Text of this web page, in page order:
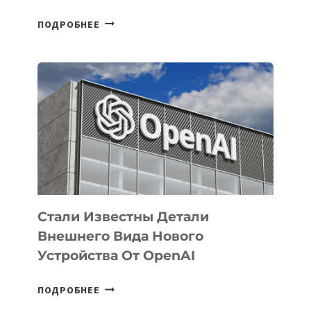
ПОДРОБНЕЕ
ПРИОРИТЕТНЫЕ
ЗАДАЧИ
ПО
РАЗВИТИЮ
ЭКОСИСТЕМЫ
ИСКУССТВЕННОГО
ИНТЕЛЛЕКТА
Стали Известны Детали
Внешнего Вида Нового
Устройства От OpenAI
ПОДРОБНЕЕ СТАЛИ